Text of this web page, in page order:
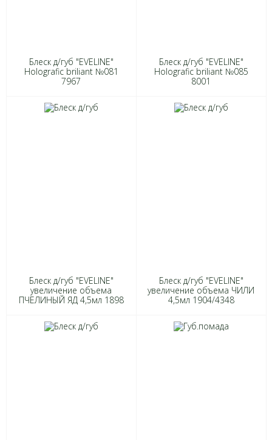
Блеск д/губ "EVELINE"
Holografic briliant №081
7967
Блеск д/губ "EVELINE"
Holografic briliant №085
8001
Блеск д/губ "EVELINE"
увеличение объема
ПЧЕЛИНЫЙ ЯД 4,5мл 1898
Блеск д/губ "EVELINE"
увеличение объема ЧИЛИ
4,5мл 1904/4348